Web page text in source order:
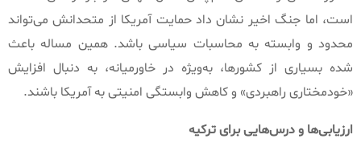
است، اما جنگ اخیر نشان داد حمایت آمریکا از متحدانش می‌تواند
محدود و وابسته به محاسبات سیاسی باشد.همین مساله باعث
شده بسیاری از کشورها، به‌ویژه در خاورمیانه، به دنبال افزایش
«خودمختاری راهبردی» و کاهش وابستگی امنیتی به آمریکا باشند.
ارزیابی‌ها و درس‌هاییبرایترکیه